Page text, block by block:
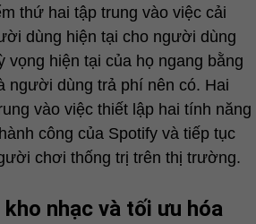
thứ hai tập trung vào việc cải
dùng hiện tại cho người dùng
vọng hiện tại của họ ngang bằng
người dùng trả phí nên có. Hai
vào việc thiết lập hai tính năng
công của Spotify và tiếp tục
chơi thống trị trên thị trường.
kho nhạc và tối ưu hóa